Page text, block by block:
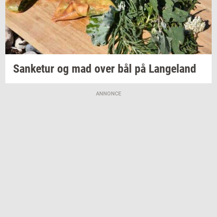
San­ke­tur og mad over bål på Lan­geland
ANNONCE